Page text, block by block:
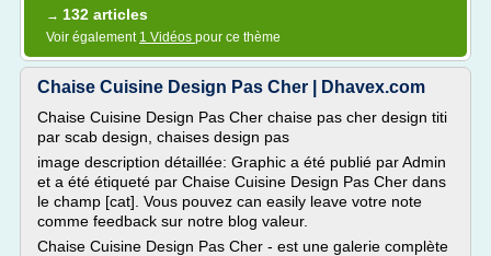
→ 132 articles
Voir également 1 Vidéos pour ce thème
Chaise Cuisine Design Pas Cher | Dhavex.com
Chaise Cuisine Design Pas Cher chaise pas cher design titi
par scab design, chaises design pas
image description détaillée: Graphic a été publié par Admin
et a été étiqueté par Chaise Cuisine Design Pas Cher dans
le champ [cat]. Vous pouvez can easily leave votre note
comme feedback sur notre blog valeur.
Chaise Cuisine Design Pas Cher - est une galerie complète